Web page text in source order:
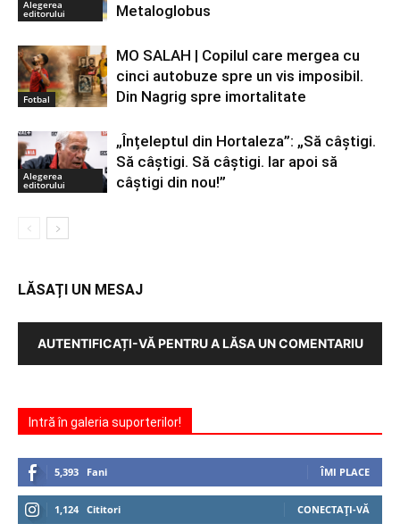
Alegerea
editorului
Metaloglobus
Fotbal
MO SALAH | Copilul care mergea cu
cinci autobuze spre un vis imposibil.
Din Nagrig spre imortalitate
Alegerea
editorului
„Înțeleptul din Hortaleza”: „Să câștigi.
Să câștigi. Să câștigi. Iar apoi să
câștigi din nou!”
LĂSAȚI UN MESAJ
AUTENTIFICAȚI-VĂ PENTRU A LĂSA UN COMENTARIU
Intră în galeria suporterilor!
5,393 Fani ÎMI PLACE
1,124 Cititori CONECTAȚI-VĂ